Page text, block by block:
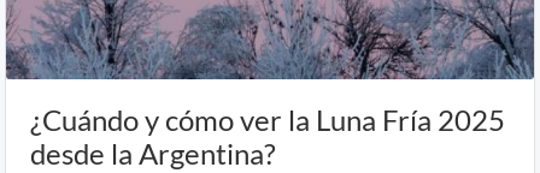
¿Cuándo y cómo ver la Luna Fría 2025
desde la Argentina?